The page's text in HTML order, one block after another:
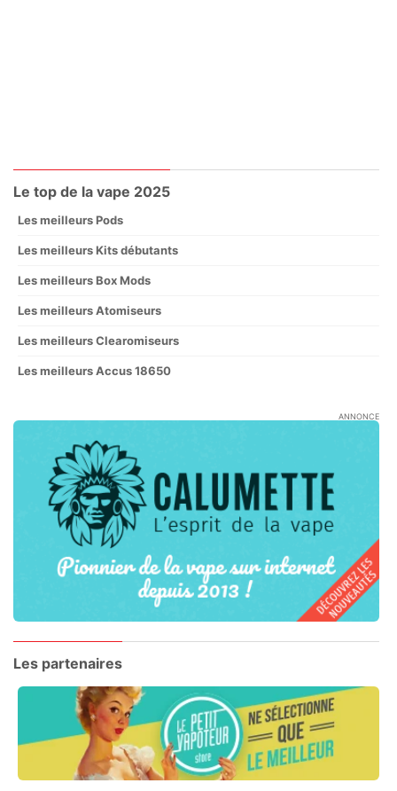
Le top de la vape 2025
Les meilleurs Pods
Les meilleurs Kits débutants
Les meilleurs Box Mods
Les meilleurs Atomiseurs
Les meilleurs Clearomiseurs
Les meilleurs Accus 18650
ANNONCE
Les partenaires